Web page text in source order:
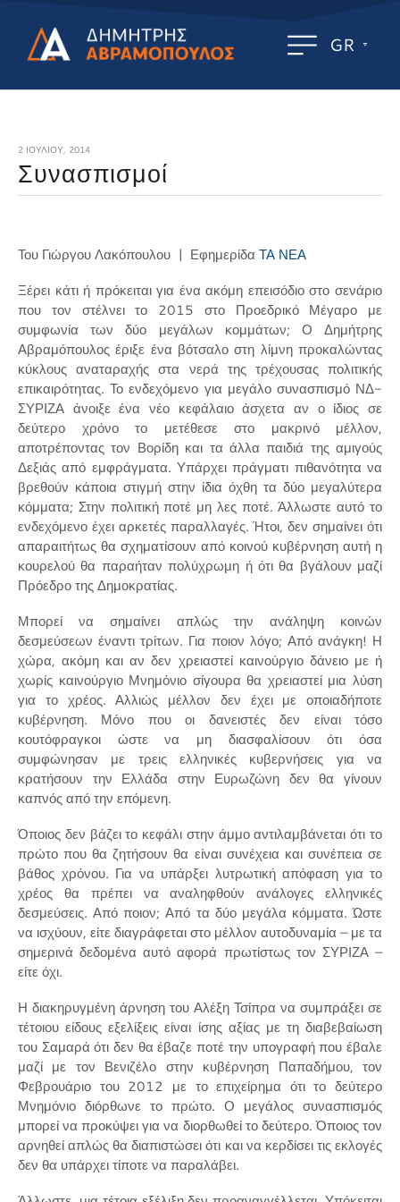
GR
2 ΙΟΥΛΊΟΥ, 2014
Συνασπισμοί
Του Γιώργου Λακόπουλου | Εφημερίδα ΤΑ ΝΕΑ
Ξέρει κάτι ή πρόκειται για ένα ακόμη επεισόδιο στο σενάριο
που τον στέλνει το 2015 στο Προεδρικό Μέγαρο με
συμφωνία των δύο μεγάλων κομμάτων; Ο Δημήτρης
Αβραμόπουλος έριξε ένα βότσαλο στη λίμνη προκαλώντας
κύκλους αναταραχής στα νερά της τρέχουσας πολιτικής
επικαιρότητας. Το ενδεχόμενο για μεγάλο συνασπισμό ΝΔ-
ΣΥΡΙΖΑ άνοιξε ένα νέο κεφάλαιο άσχετα αν ο ίδιος σε
δεύτερο χρόνο το μετέθεσε στο μακρινό μέλλον,
αποτρέποντας τον Βορίδη και τα άλλα παιδιά της αμιγούς
Δεξιάς από εμφράγματα. Υπάρχει πράγματι πιθανότητα να
βρεθούν κάποια στιγμή στην ίδια όχθη τα δύο μεγαλύτερα
κόμματα; Στην πολιτική ποτέ μη λες ποτέ. Άλλωστε αυτό το
ενδεχόμενο έχει αρκετές παραλλαγές. Ήτοι, δεν σημαίνει ότι
απαραιτήτως θα σχηματίσουν από κοινού κυβέρνηση αυτή η
κουρελού θα παραήταν πολύχρωμη ή ότι θα βγάλουν μαζί
Πρόεδρο της Δημοκρατίας.
Μπορεί να σημαίνει απλώς την ανάληψη κοινών
δεσμεύσεων έναντι τρίτων. Για ποιον λόγο; Από ανάγκη! Η
χώρα, ακόμη και αν δεν χρειαστεί καινούργιο δάνειο με ή
χωρίς καινούργιο Μνημόνιο σίγουρα θα χρειαστεί μια λύση
για το χρέος. Αλλιώς μέλλον δεν έχει με οποιαδήποτε
κυβέρνηση. Μόνο που οι δανειστές δεν είναι τόσο
κουτόφραγκοι ώστε να μη διασφαλίσουν ότι όσα
συμφώνησαν με τρεις ελληνικές κυβερνήσεις για να
κρατήσουν την Ελλάδα στην Ευρωζώνη δεν θα γίνουν
καπνός από την επόμενη.
Όποιος δεν βάζει το κεφάλι στην άμμο αντιλαμβάνεται ότι το
πρώτο που θα ζητήσουν θα είναι συνέχεια και συνέπεια σε
βάθος χρόνου. Για να υπάρξει λυτρωτική απόφαση για το
χρέος θα πρέπει να αναληφθούν ανάλογες ελληνικές
δεσμεύσεις. Από ποιον; Από τα δύο μεγάλα κόμματα. Ώστε
να ισχύουν, είτε διαγράφεται στο μέλλον αυτοδυναμία – με τα
σημερινά δεδομένα αυτό αφορά πρωτίστως τον ΣΥΡΙΖΑ –
είτε όχι.
Η διακηρυγμένη άρνηση του Αλέξη Τσίπρα να συμπράξει σε
τέτοιου είδους εξελίξεις είναι ίσης αξίας με τη διαβεβαίωση
του Σαμαρά ότι δεν θα έβαζε ποτέ την υπογραφή που έβαλε
μαζί με τον Βενιζέλο στην κυβέρνηση Παπαδήμου, τον
Φεβρουάριο του 2012 με το επιχείρημα ότι το δεύτερο
Μνημόνιο διόρθωνε το πρώτο. Ο μεγάλος συνασπισμός
μπορεί να προκύψει για να διορθωθεί το δεύτερο. Όποιος τον
αρνηθεί απλώς θα διαπιστώσει ότι και να κερδίσει τις εκλογές
δεν θα υπάρχει τίποτε να παραλάβει.